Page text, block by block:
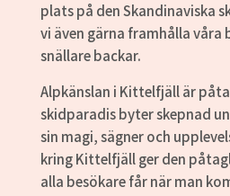
plats på den Skandinaviska
vi även gärna framhålla våra
snällare backar.
Alpkänslan i Kittelfjäll är
skidparadis byter skepnad
sin magi, sägner och
kring Kittelfjäll ger den
alla besökare får när man